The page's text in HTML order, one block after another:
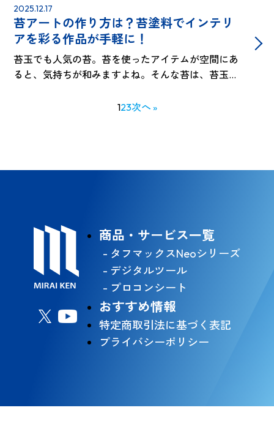
害を与えることが問題となり、現在では…
2025.12.17
苔アートの作り方は？苔塗料でインテリ
アを彩る作品が手軽に！
苔玉でも人気の苔。苔を使ったアイテムが空間にあ
ると、気持ちが和みますよね。そんな苔は、苔玉以
った作品を自分で作ってみたい！」という方には、
123次へ »
商品・サービス一覧
タフマックスNeoシリーズ
デジタルツール
プロコンシート
おすすめ情報
特定商取引法に基づく表記
プライバシーポリシー